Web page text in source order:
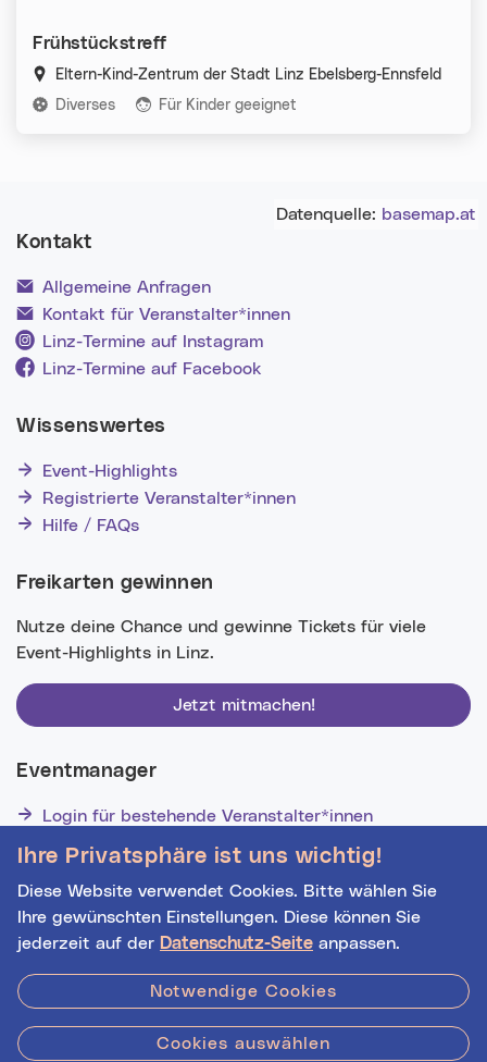
Datenquelle: basemap.at
Frühstückstreff
Eltern-Kind-Zentrum der Stadt Linz Ebelsberg-Ennsfeld
Kategorien:
Diverses Für Kinder geeignet
Ihre Privatsphäre ist uns wichtig!
Diese Website verwendet Cookies. Bitte wählen Sie
Ihre gewünschten Einstellungen. Diese können Sie
jederzeit auf der Datenschutz-Seite anpassen.
Notwendige Cookies
Cookies auswählen
Kontakt
Allgemeine Anfragen
Kontakt für Veranstalter*innen
Linz-Termine auf Instagram
Linz-Termine auf Facebook
Wissenswertes
Event-Highlights
Registrierte Veranstalter*innen
Hilfe / FAQs
Freikarten gewinnen
Nutze deine Chance und gewinne Tickets für viele
Event-Highlights in Linz.
Jetzt mitmachen!
Eventmanager
Login für bestehende Veranstalter*innen
Veranstalter*innen!